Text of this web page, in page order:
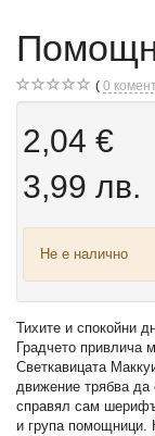
0
2,04 €
3,99 лв.
Не е налично
Тихите и спокойни
Градчето привлича
Светкавицата
движение трябва да
справял сам
и група помощници.